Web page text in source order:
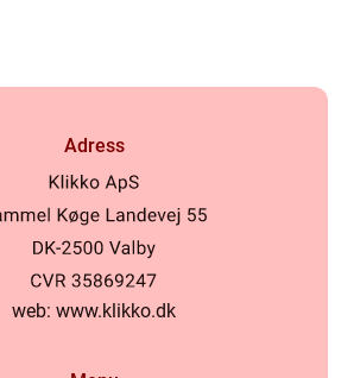
Adress
web: www.klikko.dk